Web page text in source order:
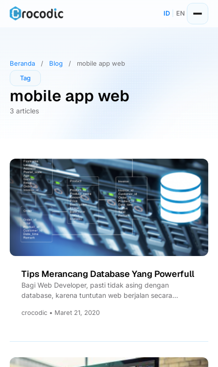
Skip
ID EN
Beranda / Blog /
mobile app web
Tag
mobile app web
3 articles
Tips Merancang Database Yang Powerfull
Bagi Web Developer, pasti tidak asing dengan
database, karena tuntutan web berjalan secara
crocodic • Maret 21, 2020